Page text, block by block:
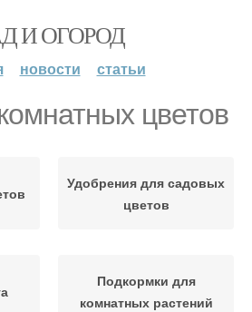
И ОГОРОД
новости статьи
цветов
Удобрения для садовых
цветов
Подкормки для
комнатных растений